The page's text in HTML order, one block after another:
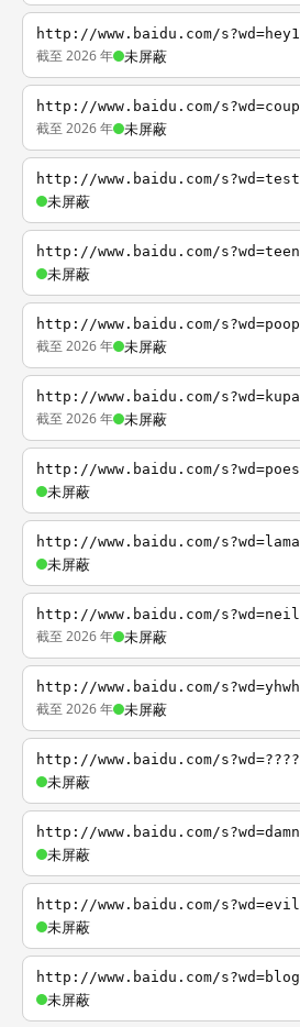
http://www.baidu.com/s?wd=hey1
截至 2026 年 未屏蔽
http://www.baidu.com/s?wd=coup
截至 2026 年 未屏蔽
http://www.baidu.com/s?wd=test
未屏蔽
http://www.baidu.com/s?wd=teen
未屏蔽
http://www.baidu.com/s?wd=poop
截至 2026 年 未屏蔽
http://www.baidu.com/s?wd=kupa
截至 2026 年 未屏蔽
http://www.baidu.com/s?wd=poes
未屏蔽
http://www.baidu.com/s?wd=lama
未屏蔽
http://www.baidu.com/s?wd=neil
截至 2026 年 未屏蔽
http://www.baidu.com/s?wd=yhwh
截至 2026 年 未屏蔽
http://www.baidu.com/s?wd=????
未屏蔽
http://www.baidu.com/s?wd=damn
未屏蔽
http://www.baidu.com/s?wd=evil
未屏蔽
http://www.baidu.com/s?wd=blog
未屏蔽